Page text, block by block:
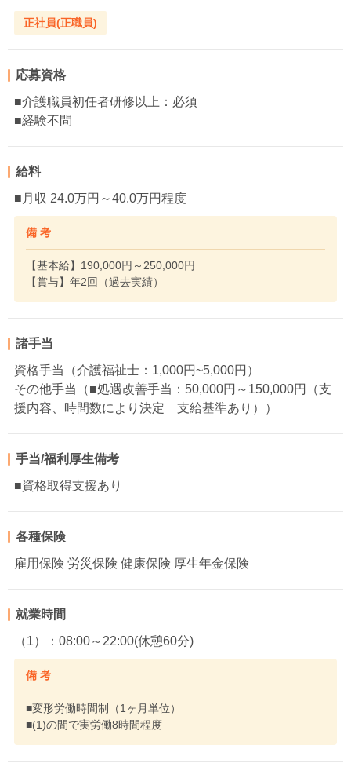
正社員(正職員)
応募資格
■介護職員初任者研修以上：必須
■経験不問
給料
■月収 24.0万円～40.0万円程度
備 考
【基本給】190,000円～250,000円
【賞与】年2回（過去実績）
諸手当
資格手当（介護福祉士：1,000円~5,000円）
その他手当（■処遇改善手当：50,000円～150,000円（支
援内容、時間数により決定 支給基準あり））
手当/福利厚生備考
■資格取得支援あり
各種保険
雇用保険 労災保険 健康保険 厚生年金保険
就業時間
（1）：08:00～22:00(休憩60分)
備 考
■変形労働時間制（1ヶ月単位）
■(1)の間で実労働8時間程度